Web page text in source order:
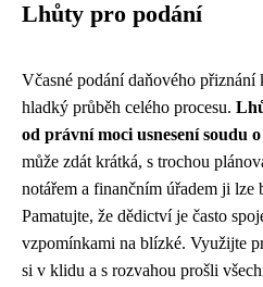
Lhůty pro podání
Včasné podání daňového
hladký průběh celého procesu.
od právní moci usnesení soudu
může zdát krátká, s trochou
notářem a finančním úřadem ji lze
Pamatujte, že dědictví je často
vzpomínkami na blízké. Využijte
si v klidu a s rozvahou prošli